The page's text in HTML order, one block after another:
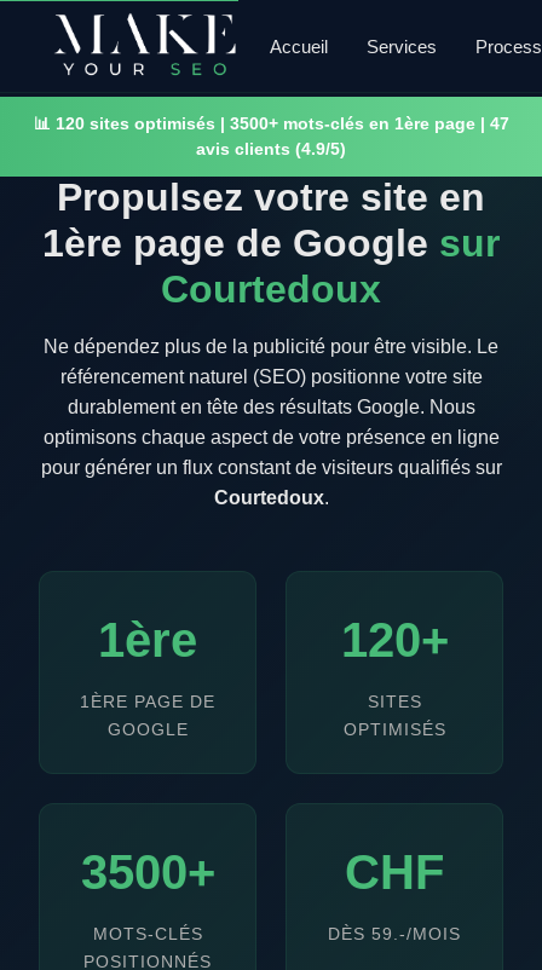
Accueil Services
📊 120 sites optimisés | 3500+ mots-clés en 1ère page | 47
avis clients (4.9/5)
Propulsez votre site en
1ère page de Google sur
Courtedoux
Ne dépendez plus de la publicité pour être visible. Le
référencement naturel (SEO) positionne votre site
durablement en tête des résultats Google. Nous
optimisons chaque aspect de votre présence en ligne
pour générer un flux constant de visiteurs qualifiés sur
Courtedoux.
1ère
1ÈRE PAGE DE
GOOGLE
120+
SITES
OPTIMISÉS
3500+
MOTS-CLÉS
POSITIONNÉS
CHF
DÈS 59.-/MOIS